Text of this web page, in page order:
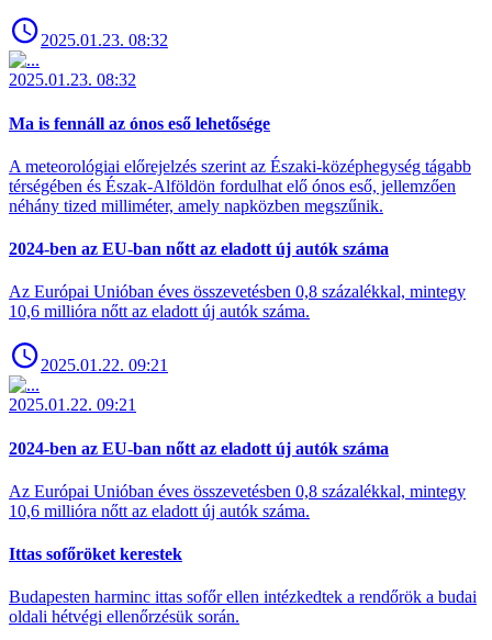
2025.01.23. 08:32
2025.01.23. 08:32
Ma is fennáll az ónos eső lehetősége
A meteorológiai előrejelzés szerint az Északi-középhegység tágabb
térségében és Észak-Alföldön fordulhat elő ónos eső, jellemzően
néhány tized milliméter, amely napközben megszűnik.
2024-ben az EU-ban nőtt az eladott új autók száma
Az Európai Unióban éves összevetésben 0,8 százalékkal, mintegy
10,6 millióra nőtt az eladott új autók száma.
2025.01.22. 09:21
2025.01.22. 09:21
2024-ben az EU-ban nőtt az eladott új autók száma
Az Európai Unióban éves összevetésben 0,8 százalékkal, mintegy
10,6 millióra nőtt az eladott új autók száma.
Ittas sofőröket kerestek
Budapesten harminc ittas sofőr ellen intézkedtek a rendőrök a budai
oldali hétvégi ellenőrzésük során.